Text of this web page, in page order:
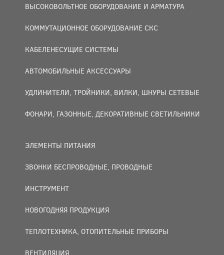
ВЫСОКОВОЛЬТНОЕ ОБОРУДОВАНИЕ И АРМАТУРА
КОММУТАЦИОННОЕ ОБОРУДОВАНИЕ СКС
КАБЕЛЕНЕСУЩИЕ СИСТЕМЫ
АВТОМОБИЛЬНЫЕ АКСЕССУАРЫ
УДЛИНИТЕЛИ, ТРОЙНИКИ, ВИЛКИ, ШНУРЫ СЕТЕВЫЕ
ФОНАРИ, ГАЗОННЫЕ, ДЕКОРАТИВНЫЕ СВЕТИЛЬНИКИ
ЭЛЕМЕНТЫ ПИТАНИЯ
ЗВОНКИ БЕСПРОВОДНЫЕ, ПРОВОДНЫЕ
ИНСТРУМЕНТ
НОВОГОДНЯЯ ПРОДУКЦИЯ
ТЕПЛОТЕХНИКА, ОТОПИТЕЛЬНЫЕ ПРИБОРЫ
ВЕНТИЛЯЦИЯ